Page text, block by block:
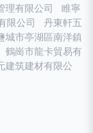
理有限公司
睢寧
限公司
丹東軒五
城市亭湖區南洋鎮
鶴崗市龍卡貿易有
建筑建材有限公